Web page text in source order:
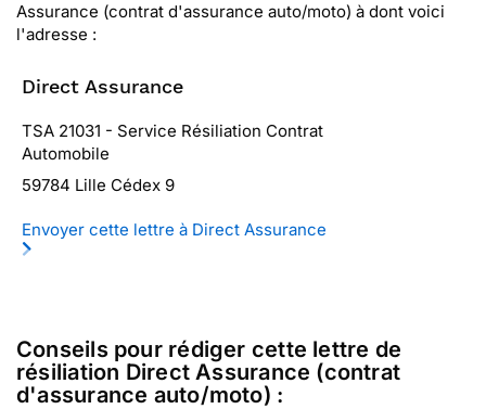
Assurance (contrat d'assurance auto/moto) à dont voici
l'adresse :
Direct Assurance
TSA 21031 - Service Résiliation Contrat
Automobile
59784 Lille Cédex 9
Envoyer cette lettre à Direct Assurance
Conseils pour rédiger cette lettre de
résiliation Direct Assurance (contrat
d'assurance auto/moto) :